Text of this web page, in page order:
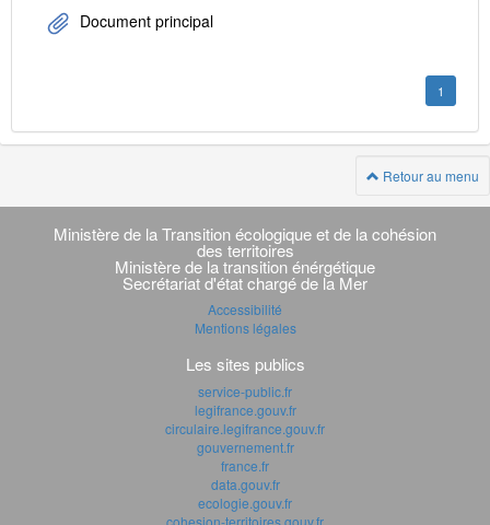
Document principal
1
Retour au menu
Navigation
transverse
Ministère de la Transition écologique et de la cohésion
des territoires
Ministère de la transition énérgétique
Secrétariat d'état chargé de la Mer
Accessibilité
Mentions légales
Les sites publics
service-public.fr
legifrance.gouv.fr
circulaire.legifrance.gouv.fr
gouvernement.fr
france.fr
data.gouv.fr
ecologie.gouv.fr
cohesion-territoires.gouv.fr